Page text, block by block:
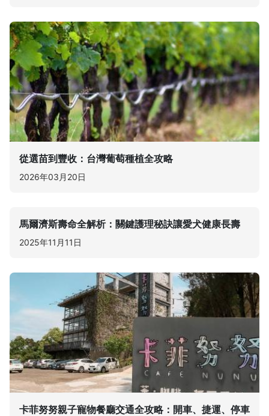
從選苗到豐收：台灣葡萄種植全攻略
2026年03月20日
馬爾濟斯壽命全解析：關鍵護理秘訣讓愛犬健康長壽
2025年11月11日
卡菲努努親子寵物餐廳交通全攻略：開車、捷運、停車